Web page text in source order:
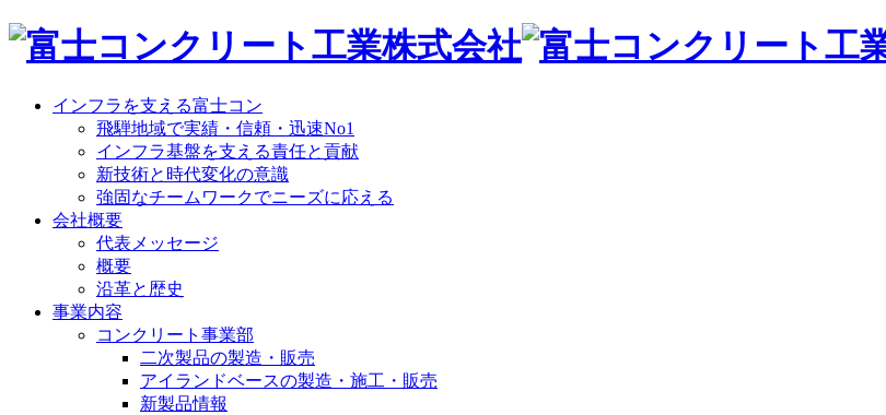
インフラを支える富士コン
飛騨地域で実績・信頼・迅速No1
インフラ基盤を支える責任と貢献
新技術と時代変化の意識
強固なチームワークでニーズに応える
会社概要
代表メッセージ
概要
沿革と歴史
事業内容
コンクリート事業部
二次製品の製造・販売
アイランドベースの製造・施工・販売
新製品情報